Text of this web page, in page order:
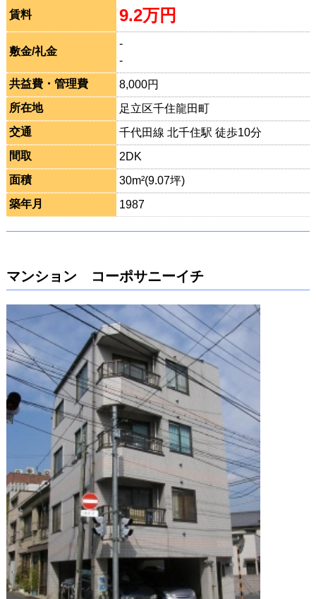
賃料 9.2万円
敷金/礼金
-
-
共益費・管理費
8,000円
所在地
足立区千住龍田町
交通
千代田線 北千住駅 徒歩10分
間取
2DK
面積
30m²(9.07坪)
築年月
1987
マンション コーポサニーイチ